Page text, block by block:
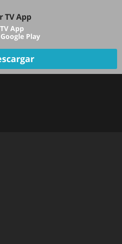
TV EN VIVO
TV App
App
Play